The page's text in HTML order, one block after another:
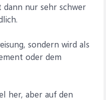
dann nur sehr schwer
sondern wird als
oder dem
her, aber auf den